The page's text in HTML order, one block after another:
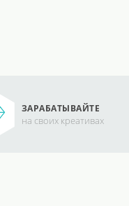
ЗАРАБАТЫВАЙТЕ
на своих креативах